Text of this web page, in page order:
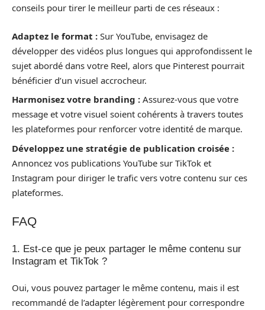
conseils pour tirer le meilleur parti de ces réseaux :
Adaptez le format : Sur YouTube, envisagez de
développer des vidéos plus longues qui approfondissent le
sujet abordé dans votre Reel, alors que Pinterest pourrait
bénéficier d’un visuel accrocheur.
Harmonisez votre branding : Assurez-vous que votre
message et votre visuel soient cohérents à travers toutes
les plateformes pour renforcer votre identité de marque.
Développez une stratégie de publication croisée :
Annoncez vos publications YouTube sur TikTok et
Instagram pour diriger le trafic vers votre contenu sur ces
plateformes.
FAQ
1. Est-ce que je peux partager le même contenu sur
Instagram et TikTok ?
Oui, vous pouvez partager le même contenu, mais il est
recommandé de l’adapter légèrement pour correspondre